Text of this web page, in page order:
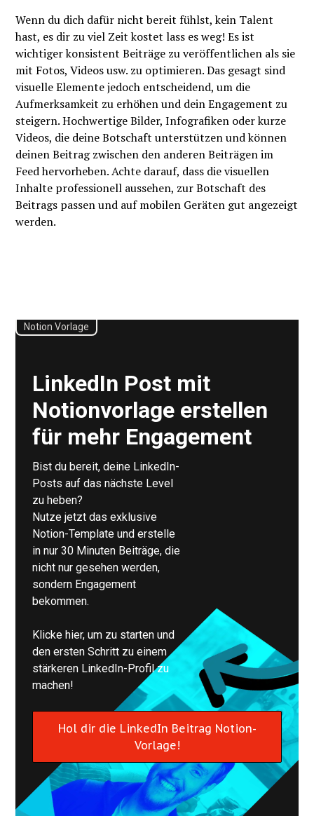
Wenn du dich dafür nicht bereit fühlst, kein Talent
hast, es dir zu viel Zeit kostet lass es weg! Es ist
wichtiger konsistent Beiträge zu veröffentlichen als sie
mit Fotos, Videos usw. zu optimieren. Das gesagt sind
visuelle Elemente jedoch entscheidend, um die
Aufmerksamkeit zu erhöhen und dein Engagement zu
steigern. Hochwertige Bilder, Infografiken oder kurze
Videos, die deine Botschaft unterstützen und können
deinen Beitrag zwischen den anderen Beiträgen im
Feed hervorheben. Achte darauf, dass die visuellen
Inhalte professionell aussehen, zur Botschaft des
Beitrags passen und auf mobilen Geräten gut angezeigt
werden.
Notion Vorlage
LinkedIn Post mit
Notionvorlage erstellen
für mehr Engagement
Bist du bereit, deine LinkedIn-
Posts auf das nächste Level
zu heben?
Nutze jetzt das exklusive
Notion-Template und erstelle
in nur 30 Minuten Beiträge, die
nicht nur gesehen werden,
sondern Engagement
bekommen.
Klicke hier, um zu starten und
den ersten Schritt zu einem
stärkeren LinkedIn-Profil zu
machen!
Hol dir die LinkedIn Beitrag Notion-
Vorlage!